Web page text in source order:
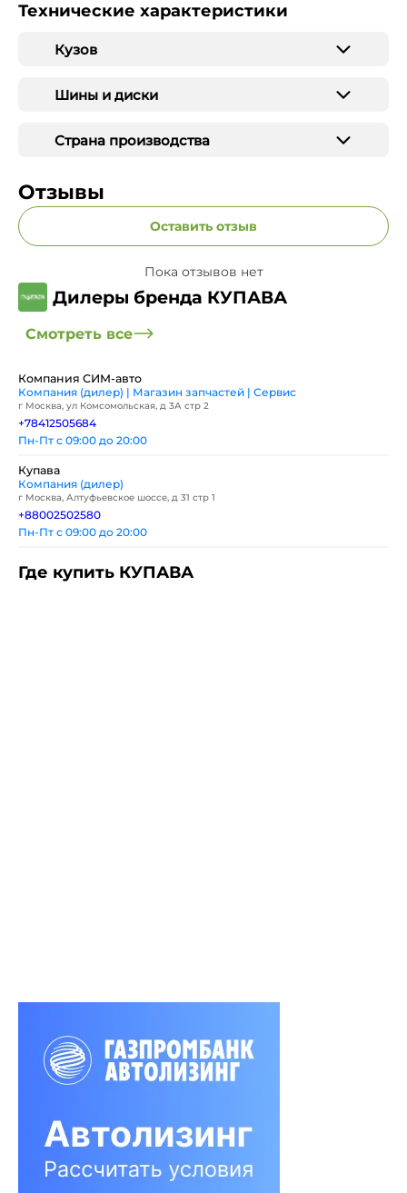
Технические характеристики
Кузов
Шины и диски
Страна производства
Отзывы
Оставить отзыв
Пока отзывов нет
Дилеры бренда КУПАВА
Смотреть все
Компания СИМ-авто
Компания (дилер) | Магазин запчастей | Сервис
г Москва, ул Комсомольская, д 3А стр 2
+78412505684
Пн-Пт с 09:00 до 20:00
Купава
Компания (дилер)
г Москва, Алтуфьевское шоссе, д 31 стр 1
+88002502580
Пн-Пт с 09:00 до 20:00
Где купить КУПАВА